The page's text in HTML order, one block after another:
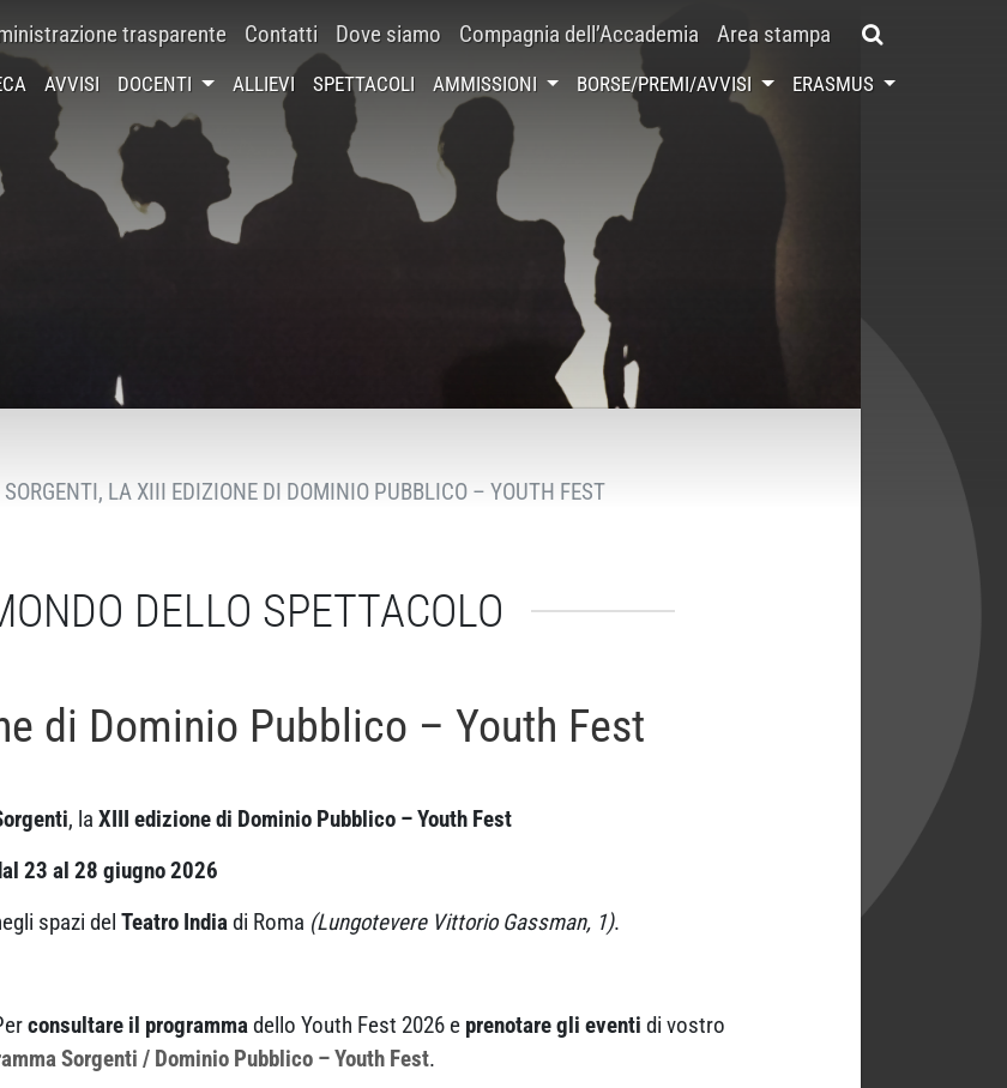
trasparente Contatti Dove siamo Compagnia dell’Accademia Area stampa
AVVISI DOCENTI ALLIEVI SPETTACOLI AMMISSIONI BORSE/PREMI/AVVISI ERASMUS
SORGENTI, LA XIII EDIZIONE DI DOMINIO PUBBLICO – YOUTH FEST
DELLO SPETTACOLO
di Dominio Pubblico – Youth Fest
, la XIII edizione di Dominio Pubblico – Youth Fest
23 al 28 giugno 2026
spazi del Teatro Indiadi Roma (Lungotevere Vittorio Gassman, 1).
consultare il programmadello Youth Fest 2026 e prenotare gli eventi di vostro
Sorgenti / Dominio Pubblico – Youth Fest.